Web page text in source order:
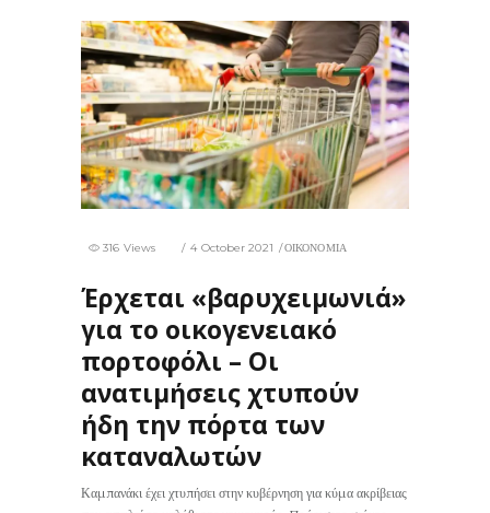
4 October 2021 ΟΙΚΟΝΟΜΙΑ
316 Views
Έρχεται «βαρυχειμωνιά»
για το οικογενειακό
πορτοφόλι – Οι
ανατιμήσεις χτυπούν
ήδη την πόρτα των
καταναλωτών
Καμπανάκι έχει χτυπήσει στην κυβέρνηση για κύμα ακρίβειας